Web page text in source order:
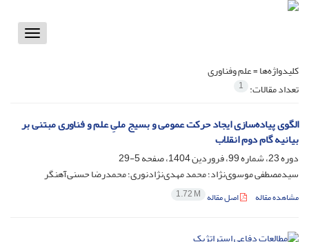
Toggle
کلیدواژه‌ها =علم وفناوری
تعداد مقالات: 1
الگوی پیاده‌سازی ایجاد حرکت عمومی و بسیج ملیِ علم و فناوری مبتنی بر
بیانیه گام دوم انقلاب
دوره 23، شماره 99، فروردین 1404، صفحه
5-29
سیدمصطفی موسوی‌نژاد؛ محمد مهدی‌نژاد‌نوری؛ محمدرضا حسنی‌آهنگر
مشاهده مقاله اصل مقاله 1.72 M